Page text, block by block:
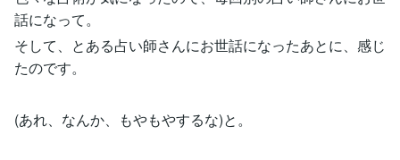
話になって。
そして、とある占い師さんにお世話になったあとに、感じ
たのです。
(あれ、なんか、もやもやするな)と。